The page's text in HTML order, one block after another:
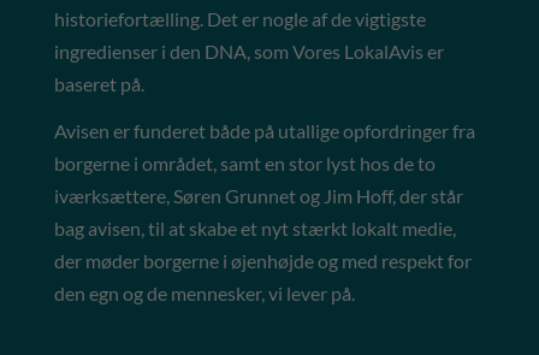
historiefortælling. Det er nogle af de vigtigste
ingredienser i den DNA, som Vores LokalAvis er
baseret på.
Avisen er funderet både på utallige opfordringer fra
borgerne i området, samt en stor lyst hos de to
iværksættere, Søren Grunnet og Jim Hoff, der står
bag avisen, til at skabe et nyt stærkt lokalt medie,
der møder borgerne i øjenhøjde og med respekt for
den egn og de mennesker, vi lever på.